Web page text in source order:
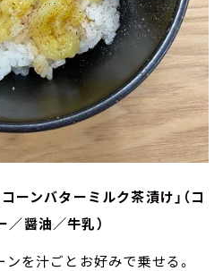
ーンバターミルク茶漬け」（コ
醤油／牛乳）
を汁ごとお好みで乗せる。